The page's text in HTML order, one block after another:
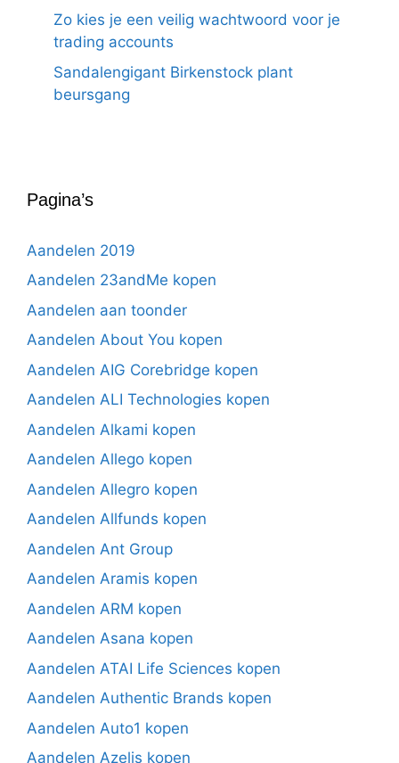
Zo kies je een veilig wachtwoord voor je
trading accounts
Sandalengigant Birkenstock plant
beursgang
Pagina’s
Aandelen 2019
Aandelen 23andMe kopen
Aandelen aan toonder
Aandelen About You kopen
Aandelen AIG Corebridge kopen
Aandelen ALI Technologies kopen
Aandelen Alkami kopen
Aandelen Allego kopen
Aandelen Allegro kopen
Aandelen Allfunds kopen
Aandelen Ant Group
Aandelen Aramis kopen
Aandelen ARM kopen
Aandelen Asana kopen
Aandelen ATAI Life Sciences kopen
Aandelen Authentic Brands kopen
Aandelen Auto1 kopen
Aandelen Azelis kopen